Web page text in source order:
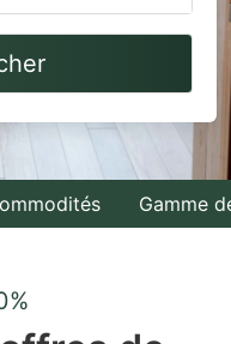
Navigate
backward
to
interact
with
the
select
Gamme